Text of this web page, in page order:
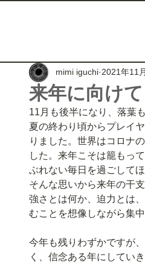
来年に向けて
mimi iguchi 2021年11
11月も後半になり、落葉
夏の終わり頃からプレイ
りました。世界はコロナ
した。来年こそは籠もっ
ぶれない毎日を過ごしてほ
そんな思いから来年の干
強さとは何か、迫力とは
むことを想像しながら集
今年も残りわずかですが
く、信念ある年にしていき